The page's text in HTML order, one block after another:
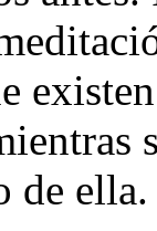
de ella.